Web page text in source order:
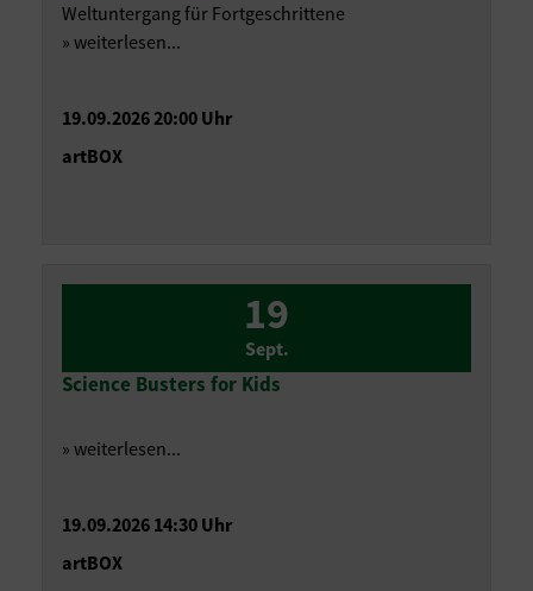
Weltuntergang für Fortgeschrittene
» weiterlesen...
19.09.2026 20:00 Uhr
artBOX
19
Sept.
Science Busters for Kids
» weiterlesen...
19.09.2026 14:30 Uhr
artBOX